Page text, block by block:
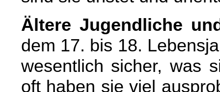
Ältere Jugendliche
dem 17. bis 18.
wesentlich sicher, was
oft haben sie viel